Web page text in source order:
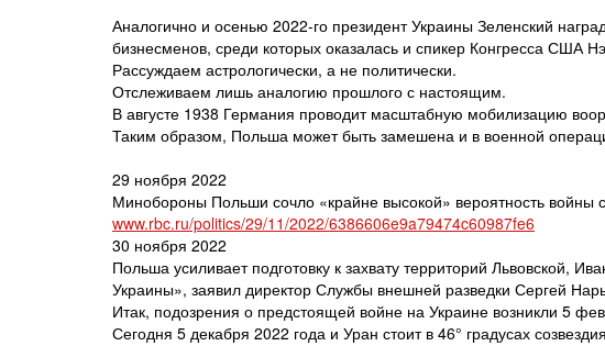
Аналогично и осенью 2022-го президент Украины Зеленский
бизнесменов, среди которых оказалась и спикер Конгресса США
Рассуждаем астрологически, а не политически.
Отслеживаем лишь аналогию прошлого с настоящим.
В августе 1938 Германия проводит масштабную мобилизацию
Таким образом, Польша может быть замешена и в военной
29 ноября 2022
Минобороны Польши сочло «крайне высокой» вероятность войны
www.rbc.ru/politics/29/11/2022/6386606e9a79474c60987fe6
30 ноября 2022
Польша усиливает подготовку к захвату территорий Львовской,
Украины», заявил директор Службы внешней разведки Сергей
Итак, подозрения о предстоящей войне на Украине возникли 5
Сегодня 5 декабря 2022 года и Уран стоит в 46° градусах